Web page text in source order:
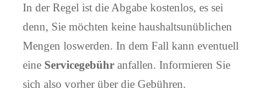
In der Regel ist die Abgabe kostenlos, es sei
denn, Sie möchten keine haushaltsunüblichen
Mengen loswerden. In dem Fall kann eventuell
eine Servicegebühranfallen. Informieren Sie
sich also vorher über die Gebühren.